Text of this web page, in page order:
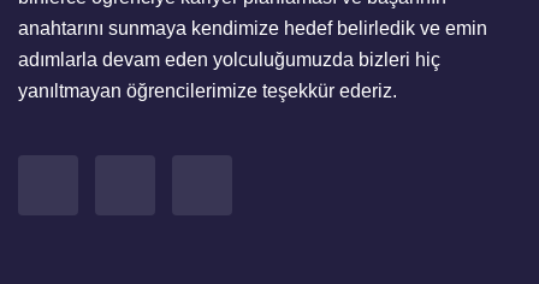
anahtarını sunmaya kendimize hedef belirledik ve emin
adımlarla devam eden yolculuğumuzda bizleri hiç
yanıltmayan öğrencilerimize teşekkür ederiz.